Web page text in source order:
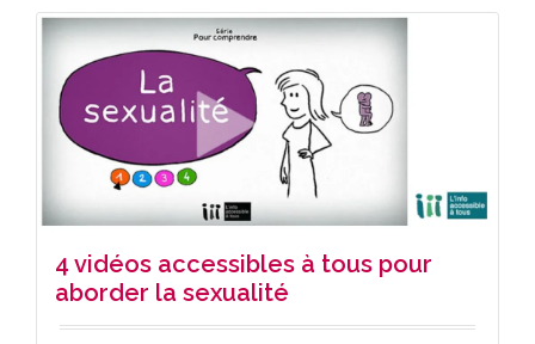
4 vidéos accessibles à tous pour
aborder la sexualité